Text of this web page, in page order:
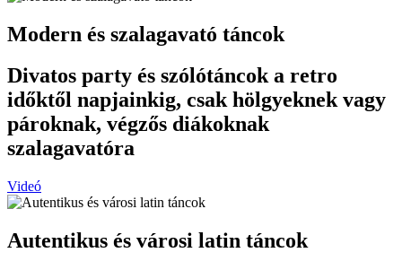
Modern és szalagavató táncok
Divatos party és szólótáncok a retro
időktől napjainkig, csak hölgyeknek vagy
pároknak, végzős diákoknak
szalagavatóra
Videó
Autentikus és városi latin táncok